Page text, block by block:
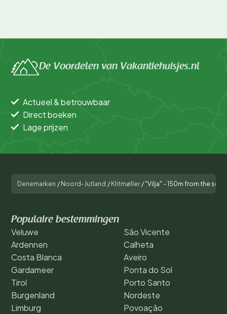
De Voordelen van Vakantiehuisjes.nl
Actueel & betrouwbaar
Direct boeken
Lage prijzen
Denemarken / Noord-Jutland / Klitmøller / "Vilja" - 150m from the sea
Populaire bestemmingen
Veluwe
Ardennen
Costa Blanca
Gardameer
Tirol
Burgenland
Limburg
São Vicente
Calheta
Aveiro
Ponta do Sol
Porto Santo
Nordeste
Povoação